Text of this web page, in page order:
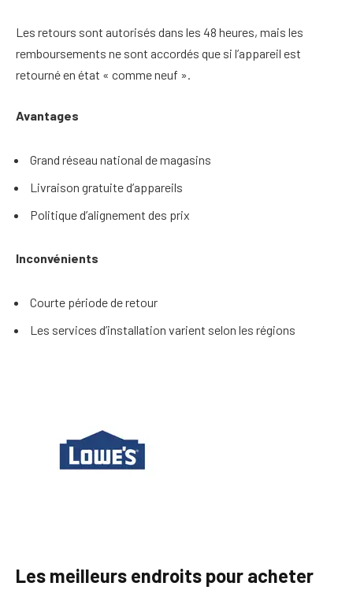
Les retours sont autorisés dans les 48 heures, mais les
remboursements ne sont accordés que si l’appareil est
retourné en état « comme neuf ».
Avantages
Grand réseau national de magasins
Livraison gratuite d’appareils
Politique d’alignement des prix
Inconvénients
Courte période de retour
Les services d’installation varient selon les régions
Les meilleurs endroits pour acheter